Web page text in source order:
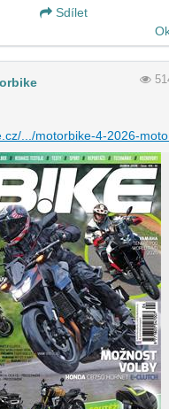
Sdílet
.../motorbike-4-2026-